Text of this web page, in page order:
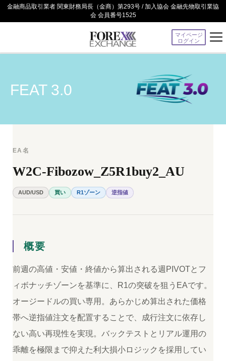
金融商品取引業者 関東財務局長（金商）第293号 / 加入協会 金融先物取引業協
会 会員番号1525
マイページ
ログイン
FEAT 3.0
EA名
W2C-Fibozow_Z5R1buy2_AU
AUD/USD 買い R1ゾーン 逆指値
概要
前週の高値・安値・終値から算出される週PIVOTとフ
ィボナッチゾーンを基準に、R1の突破を狙うEAです。
オージードルの買い専用。あらかじめ算出された価格
帯へ逆指値注文を配置することで、成行注文に依存し
ない高い再現性を実現。バックテストとリアル運用の
乖離を極限まで抑えた利大損小ロジックを採用してい